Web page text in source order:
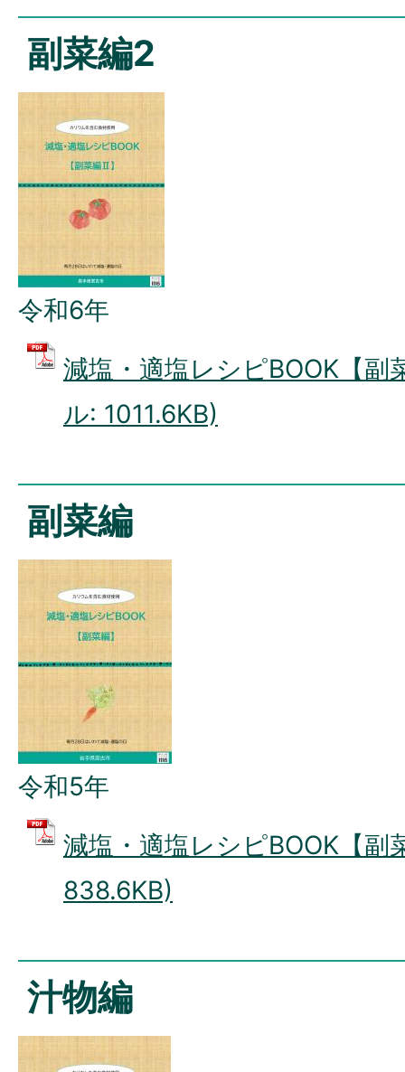
副菜編2
令和6年
減塩・適塩レシピBOOK【副
ル: 1011.6KB)
副菜編
令和5年
減塩・適塩レシピBOOK【副
838.6KB)
汁物編